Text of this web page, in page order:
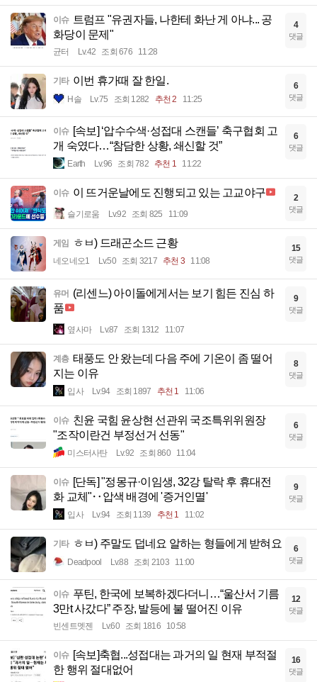
이슈
트럼프 "유권자들, 나한테 화난 게 아냐... 공
화당이 문제"
균터 Lv.42 조회 676 11:28
4
댓글
기타 이번 휴가때 잘 한일.
H솔 Lv.75 조회 1282 추천 2 11:25
6
댓글
이슈 [속보] ‘압수수색·성접대 스캔들’ 축구협회 고
개 숙였다…“참담한 상황, 쇄신할 것”
Earth Lv.96 조회 782 추천 1 11:22
6
댓글
이슈 이 뜨거운날에도 진행되고 있는 고교야구
슬기로움 Lv.92 조회 825 11:09
2
댓글
게임 ㅎㅂ) 드래곤소드 근황
네오네오1 Lv.50 조회 3217 추천 3 11:08
15
댓글
유머 (리센느) 아이돌에게서는 보기 힘든 진심 하
품
옆사마 Lv.87 조회 1312 11:07
9
댓글
계층 태풍도 안 왔는데 다음 주에 기온이 좀 떨어
지는 이유
입사 Lv.94 조회 1897 추천 1 11:06
8
댓글
이슈 친윤 국힘 윤상현 선관위 국조특위위원장
"조작이란건 부정선거 선동"
미스터사탄 Lv.92 조회 860 11:04
6
댓글
이슈 [단독] "정몽규·이임생, 32강 탈락 후 휴대전
화 교체"‥압색 배경에 '증거인멸'
입사 Lv.94 조회 1139 추천 1 11:02
9
댓글
기타 ㅎㅂ) 주말도 덥네요 알하는 형들에게 받혀요
Deadpool Lv.88 조회 2103 11:00
6
댓글
이슈 푸틴, 한국에 보복하겠다더니…“울산서 기름
3만t 사갔다” 주장, 발등에 불 떨어진 이유
빈센트멧젠 Lv.60 조회 1816 10:58
12
댓글
이슈 [속보]축협...성접대는 과거의 일 현재 부적절
한 행위 절대없어
16
댓글